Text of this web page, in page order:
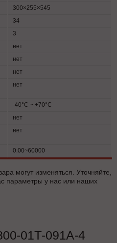
300×255×545
34
3
нет
нет
нет
нет
-40°C ~ +70°C
нет
нет
0.00~60000
могут изменяться. Уточняйте,
параметры у нас или наших
01Т-091А-4